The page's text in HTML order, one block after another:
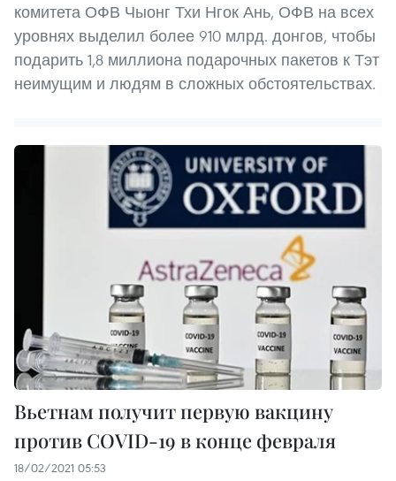
комитета ОФВ Чыонг Тхи Нгок Ань, ОФВ на всех
уровнях выделил более 910 млрд. донгов, чтобы
подарить 1,8 миллиона подарочных пакетов к Тэт
неимущим и людям в сложных обстоятельствах.
Вьетнам получит первую вакцину
против COVID-19 в конце февраля
18/02/2021 05:53